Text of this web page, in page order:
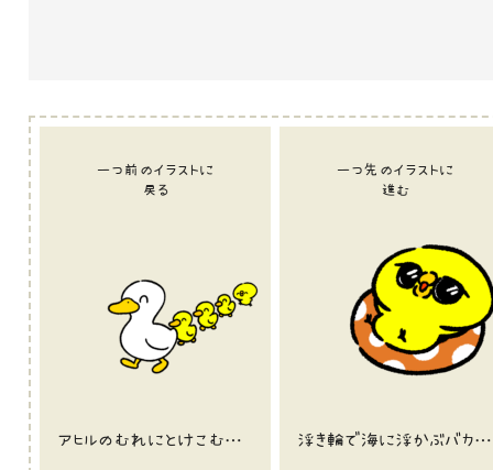
一つ前のイラストに
戻る
アヒルのむれにとけこむひよこ
一つ先のイラストに
進む
浮き輪で海に浮かぶバカンスひよこ